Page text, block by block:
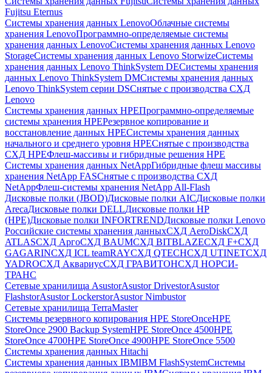
Fujitsu Eternus
Системы хранения данных LenovoОблачные системы
хранения LenovoПрограммно-определяемые системы
хранения данных LenovoСистемы хранения данных Lenovo
StorageСистемы хранения данных Lenovo StorwizeСистемы
хранения данных Lenovo ThinkSystem DEСистемы хранения
данных Lenovo ThinkSystem DMСистемы хранения данных
Lenovo ThinkSystem серии DSСнятые с производства СХД
Lenovo
Системы хранения данных HPEПрограммно-определяемые
системы хранения HPEРезервное копирование и
восстановление данных HPEСистемы хранения данных
начального и среднего уровня HPEСнятые с производства
СХД HPEФлеш-массивы и гибридные решения HPE
Cистемы хранения данных NetAppГибридные флеш массивы
хранения NetApp FASСнятые с производства СХД
NetAppФлеш-системы хранения NetApp All-Flash
Дисковые полки (JBOD)Дисковые полки AICДисковые полки
ArecaДисковые полки DELLДисковые полки HP
(HPE)Дисковые полки INFORTRENDДисковые полки Lenovo
Российские системы хранения данныхСХД AeroDiskСХД
ATLASСХД AргоСХД BAUMСХД BITBLAZEСХД F+СХД
GAGARINСХД ICL teamRAYСХД QTECHСХД UTINETСХД
YADROСХД АквариусСХД ГРАВИТОНСХД НОРСИ-
ТРАНС
Сетевые хранилища AsustorAsustor DrivestorAsustor
FlashstorAsustor LockerstorAsustor Nimbustor
Сетевые хранилища TerraMaster
Системы резервного копирования HPE StoreOnceHPE
StoreOnce 2900 Backup SystemHPE StoreOnce 4500HPE
StoreOnce 4700HPE StoreOnce 4900HPE StoreOnce 5500
Системы хранения данных Hitachi
Системы хранения данных IBMIBM FlashSystemСистемы